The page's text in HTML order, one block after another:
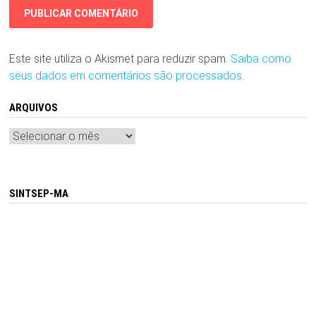
Este site utiliza o Akismet para reduzir spam. Saiba como
seus dados em comentários são processados
ARQUIVOS
Arquivos
SINTSEP-MA